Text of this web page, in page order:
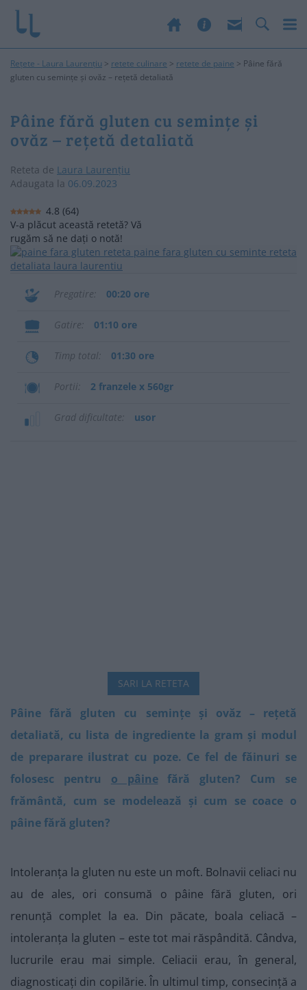
Rețete - Laura Laurențiu > retete culinare > retete de paine > Pâine fără
gluten cu semințe și ovăz – rețetă detaliată
Pâine fără gluten cu semințe și
ovăz – rețetă detaliată
Reteta de Laura Laurențiu
Adaugata la 06.09.2023
4.8 (64)
V-a plăcut această retetă? Vă
rugăm să ne dați o notă!
Pregatire 00:20 ore
Gatire 01:10 ore
Timp total 01:30 ore
Portii 2 franzele x 560gr
Grad dificultate usor
SARI LA RETETA
Pâine fără gluten cu semințe și ovăz – rețetă
detaliată, cu lista de ingrediente la gram și modul
de preparare ilustrat cu poze. Ce fel de făinuri se
folosesc pentru o pâinefără gluten? Cum se
frământă, cum se modelează și cum se coace o
pâine fără gluten?
Intoleranța la gluten nu este un moft. Bolnavii celiaci nu
au de ales, ori consumă o pâine fără gluten, ori
renunță complet la ea. Din păcate, boala celiacă –
intoleranța la gluten – este tot mai răspândită. Cândva,
lucrurile erau mai simple. Celiacii erau, în general,
diagnosticați din copilărie. În ultimul timp, consecință a